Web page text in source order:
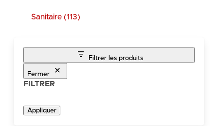
Sanitaire (113)
Filtrer les produits
Fermer
FILTRER
Appliquer